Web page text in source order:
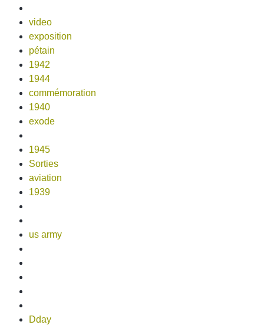
video
exposition
pétain
1942
1944
commémoration
1940
exode
1945
Sorties
aviation
1939
us army
Dday